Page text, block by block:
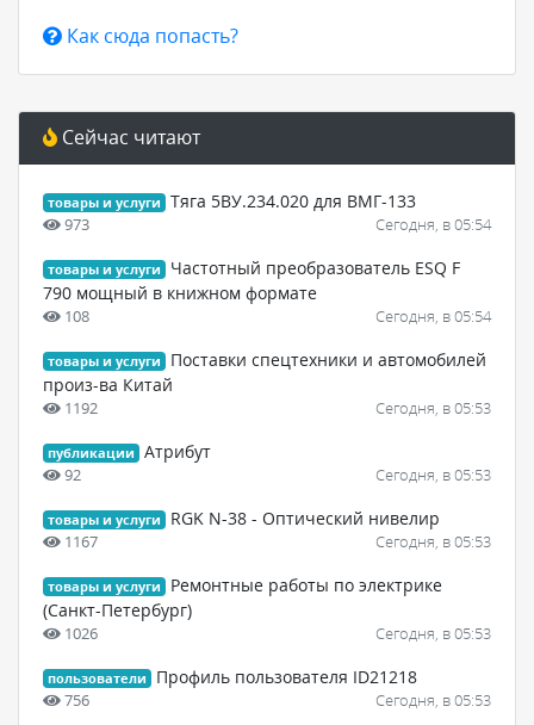
Как сюда попасть?
Сейчас читают
товары и услуги Тяга 5ВУ.234.020 для ВМГ-133
973 Сегодня, в 05:54
товары и услуги
Частотный преобразователь ESQ F
790 мощный в книжном формате
108 Сегодня, в 05:54
товары и услуги
Поставки спецтехники и автомобилей
произ-ва Китай
1192 Сегодня, в 05:53
публикации Атрибут
92 Сегодня, в 05:53
товары и услуги RGK N-38 - Оптический нивелир
1167 Сегодня, в 05:53
товары и услуги
Ремонтные работы по электрике
(Санкт-Петербург)
1026 Сегодня, в 05:53
пользователи Профиль пользователя ID21218
756 Сегодня, в 05:53